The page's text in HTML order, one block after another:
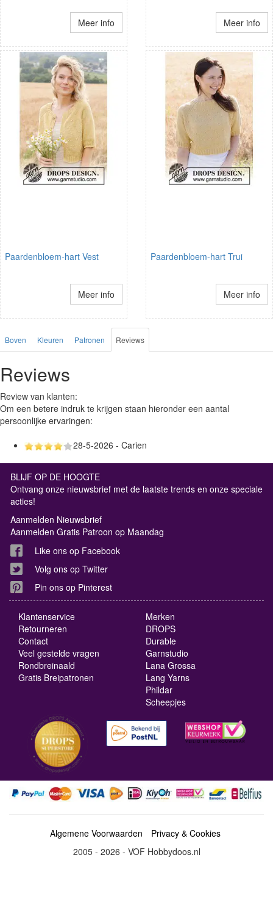
Meer info Meer info
Paardenbloem-hart Vest
Meer info
Paardenbloem-hart Trui
Meer info
Boven Kleuren Patronen Reviews
Reviews
Review van klanten:
Om een betere indruk te krijgen staan hieronder een aantal
persoonlijke ervaringen:
28-5-2026 - Carien
BLIJF OP DE HOOGTE
Ontvang onze nieuwsbrief met de laatste trends en onze speciale
acties!
Aanmelden Nieuwsbrief
Aanmelden Gratis Patroon op Maandag
Like ons op Facebook
Volg ons op Twitter
Pin ons op Pinterest
Klantenservice
Retourneren
Contact
Veel gestelde vragen
Rondbreinaald
Gratis Breipatronen
Merken
DROPS
Durable
Garnstudio
Lana Grossa
Lang Yarns
Phildar
Scheepjes
Algemene Voorwaarden
Privacy & Cookies
2005 - 2026 - VOF Hobbydoos.nl